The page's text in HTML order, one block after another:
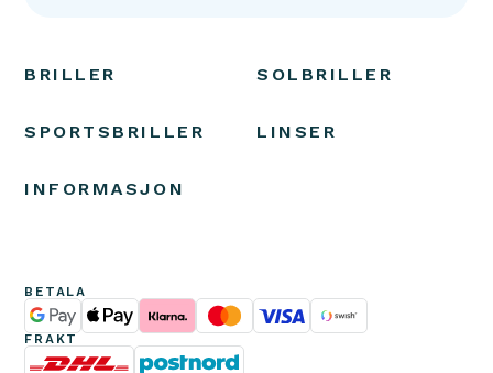
BRILLER SOLBRILLER
SPORTSBRILLER LINSER
INFORMASJON
BETALA
FRAKT